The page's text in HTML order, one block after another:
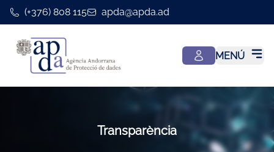
(+376) 808 115 apda@apda.ad
MENÚ
Transparència